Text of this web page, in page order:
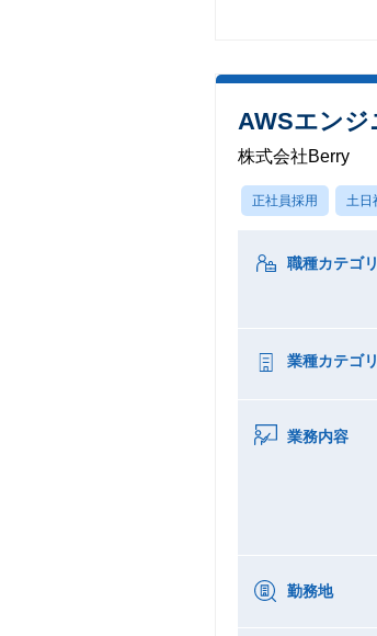
AWSエンジ
株式会社Berry
正社員採用 土日
職種カテゴリ
業種カテゴリ
業務内容
勤務地